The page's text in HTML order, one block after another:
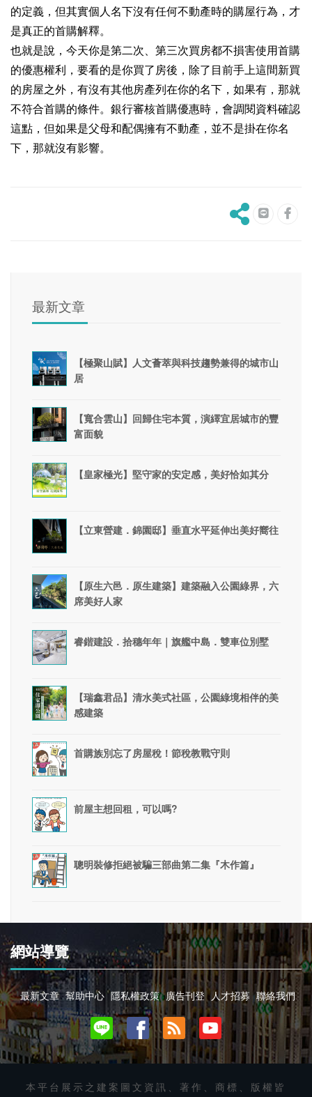
的定義，但其實個人名下沒有任何不動產時的購屋行為，才
是真正的首購解釋。
也就是說，今天你是第二次、第三次買房都不損害使用首購
的優惠權利，要看的是你買了房後，除了目前手上這間新買
的房屋之外，有沒有其他房產列在你的名下，如果有，那就
不符合首購的條件。銀行審核首購優惠時，會調閱資料確認
這點，但如果是父母和配偶擁有不動產，並不是掛在你名
下，那就沒有影響。
最新文章
【極聚山賦】人文薈萃與科技趨勢兼得的城市山
居
【寬合雲山】回歸住宅本質，演繹宜居城市的豐
富面貌
【皇家極光】堅守家的安定感，美好恰如其分
【立東營建．錦園邸】垂直水平延伸出美好嚮往
【原生六邑．原生建築】建築融入公園綠界，六
席美好人家
睿鍇建設．拾穗年年｜旗艦中島．雙車位別墅
【瑞鑫君品】清水美式社區，公園綠境相伴的美
感建築
首購族別忘了房屋稅！節稅教戰守則
前屋主想回租，可以嗎?
聰明裝修拒絕被騙三部曲第二集『木作篇』
網站導覽
最新文章 幫助中心 隱私權政策 廣告刊登 人才招募 聯絡我們
本平台展示之建案圖文資訊、著作、商標、版權皆